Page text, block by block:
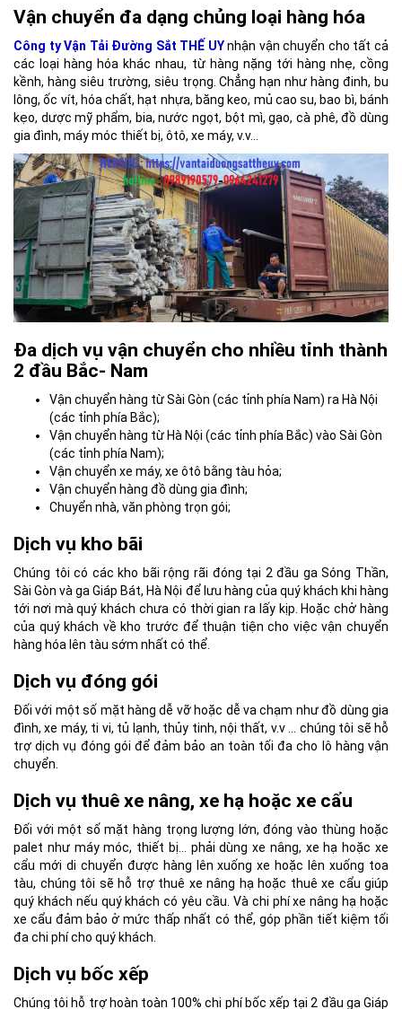
Vận chuyển đa dạng chủng loại hàng hóa
Công ty Vận Tải Đường Sắt THẾ UYnhận vận chuyển cho tất cả
các loại hàng hóa khác nhau, từ hàng nặng tới hàng nhẹ, cồng
kềnh, hàng siêu trường, siêu trọng. Chẳng hạn như hàng đinh, bu
lông, ốc vít, hóa chất, hạt nhựa, băng keo, mủ cao su, bao bì, bánh
kẹo, dược mỹ phẩm, bia, nước ngọt, bột mì, gạo, cà phê, đồ dùng
gia đình, máy móc thiết bị, ôtô, xe máy, v.v…
Đa dịch vụ vận chuyển cho nhiều tỉnh thành
2 đầu Bắc- Nam
Vận chuyển hàng từ Sài Gòn (các tỉnh phía Nam) ra Hà Nội
(các tỉnh phía Bắc);
Vận chuyển hàng từ Hà Nội (các tỉnh phía Bắc) vào Sài Gòn
(các tỉnh phía Nam);
Vận chuyển xe máy, xe ôtô bằng tàu hỏa;
Vận chuyển hàng đồ dùng gia đình;
Chuyển nhà, văn phòng trọn gói;
Dịch vụ kho bãi
Chúng tôi có các kho bãi rộng rãi đóng tại 2 đầu ga Sóng Thần,
Sài Gòn và ga Giáp Bát, Hà Nội để lưu hàng của quý khách khi hàng
tới nơi mà quý khách chưa có thời gian ra lấy kịp. Hoặc chở hàng
của quý khách về kho trước để thuận tiện cho việc vận chuyển
hàng hóa lên tàu sớm nhất có thể.
Dịch vụ đóng gói
Đối với một số mặt hàng dễ vỡ hoặc dễ va chạm như đồ dùng gia
đình, xe máy, ti vi, tủ lạnh, thủy tinh, nội thất, v.v … chúng tôi sẽ hỗ
trợ dịch vụ đóng gói để đảm bảo an toàn tối đa cho lô hàng vận
chuyển.
Dịch vụ thuê xe nâng, xe hạ hoặc xe cẩu
Đối với một số mặt hàng trọng lượng lớn, đóng vào thùng hoặc
palet như máy móc, thiết bị… phải dùng xe nâng, xe hạ hoặc xe
cẩu mới di chuyển được hàng lên xuống xe hoặc lên xuống toa
tàu, chúng tôi sẽ hỗ trợ thuê xe nâng hạ hoặc thuê xe cẩu giúp
quý khách nếu quý khách có yêu cầu. Và chi phí xe nâng hạ hoặc
xe cẩu đảm bảo ở mức thấp nhất có thể, góp phần tiết kiệm tối
đa chi phí cho quý khách.
Dịch vụ bốc xếp
Chúng tôi hỗ trợ hoàn toàn 100% chi phí bốc xếp tại 2 đầu ga Giáp